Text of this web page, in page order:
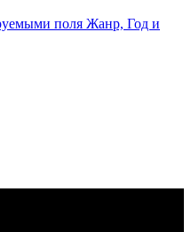
поля Жанр, Год и